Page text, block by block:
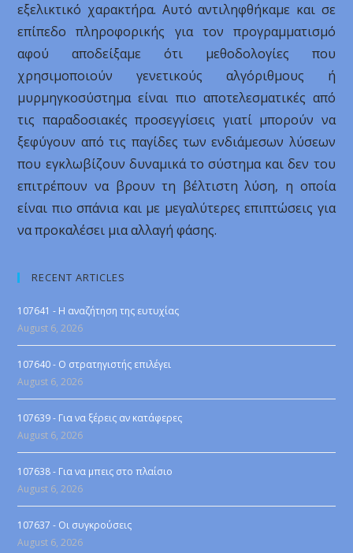
εξελικτικό χαρακτήρα. Αυτό αντιληφθήκαμε και σε
επίπεδο πληροφορικής για τον προγραμματισμό
αφού αποδείξαμε ότι μεθοδολογίες που
χρησιμοποιούν γενετικούς αλγόριθμους ή
μυρμηγκοσύστημα είναι πιο αποτελεσματικές από
τις παραδοσιακές προσεγγίσεις γιατί μπορούν να
ξεφύγουν από τις παγίδες των ενδιάμεσων λύσεων
που εγκλωβίζουν δυναμικά το σύστημα και δεν του
επιτρέπουν να βρουν τη βέλτιστη λύση, η οποία
είναι πιο σπάνια και με μεγαλύτερες επιπτώσεις για
να προκαλέσει μια αλλαγή φάσης.
RECENT ARTICLES
107641 - Η αναζήτηση της ευτυχίας
August 6, 2026
107640 - Ο στρατηγιστής επιλέγει
August 6, 2026
107639 - Για να ξέρεις αν κατάφερες
August 6, 2026
107638 - Για να μπεις στο πλαίσιο
August 6, 2026
107637 - Οι συγκρούσεις
August 6, 2026